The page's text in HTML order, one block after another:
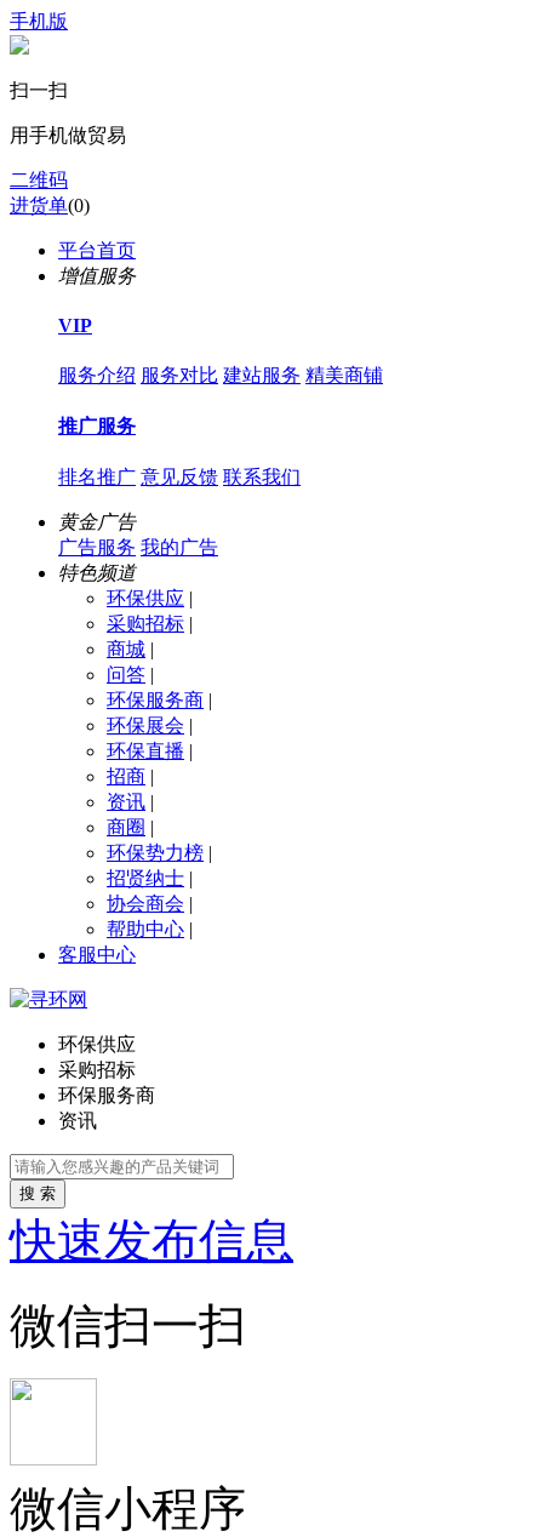
手机版
扫一扫
用手机做贸易
二维码
进货单(0)
平台首页
增值服务
VIP
服务介绍 服务对比 建站服务 精美商铺
推广服务
排名推广 意见反馈 联系我们
黄金广告
广告服务 我的广告
特色频道
环保供应 |
采购招标 |
商城 |
问答 |
环保服务商 |
环保展会 |
环保直播 |
招商 |
资讯 |
商圈 |
环保势力榜 |
招贤纳士 |
协会商会 |
帮助中心 |
客服中心
环保供应
采购招标
环保服务商
资讯
搜 索
快速发布信息
微信扫一扫
微信小程序